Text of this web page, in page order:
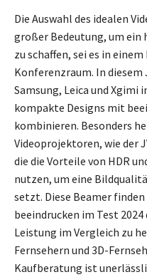
Die Auswahl des idealen
großer Bedeutung, um ein
zu schaffen, sei es in
Konferenzraum. In
Samsung, Leica und Xgimi
kompakte Designs mit
kombinieren. Besonders
Videoprojektoren, wie der
die die Vorteile von HDR
nutzen, um eine
setzt. Diese Beamer
beeindrucken im Test
Leistung im Vergleich zu
Fernsehern und 3D-
Kaufberatung ist